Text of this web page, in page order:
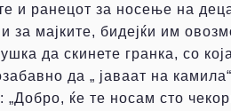
и ранецот за носење на
за мајките, бидејќи им
да скинете гранка, со
да „ јаваат на
„Добро, ќе те носам сто